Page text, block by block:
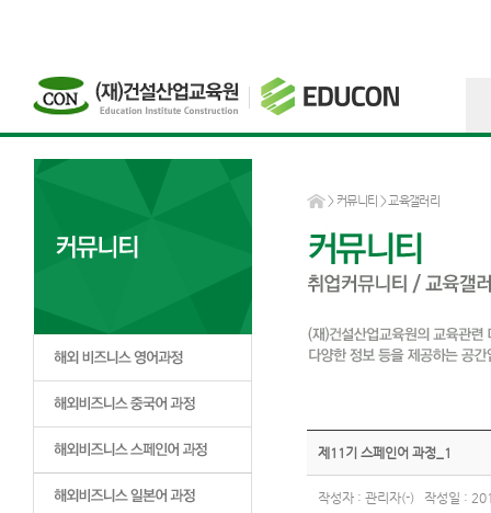
> 커뮤니티 > 교육갤러리
제11기 스페인어 과정_1
작성자 : 관리자(-) 작성일 :